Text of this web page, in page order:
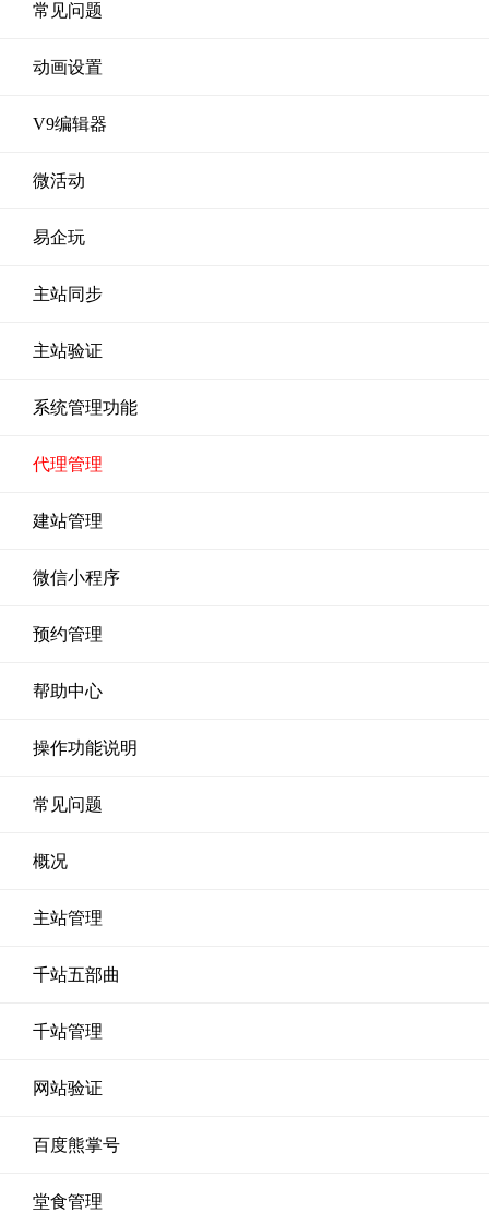
常见问题
动画设置
V9编辑器
微活动
易企玩
主站同步
主站验证
系统管理功能
代理管理
建站管理
微信小程序
预约管理
帮助中心
操作功能说明
常见问题
概况
主站管理
千站五部曲
千站管理
网站验证
百度熊掌号
堂食管理